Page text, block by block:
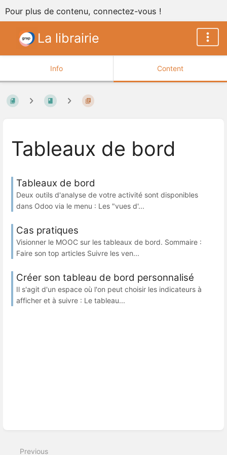
Pour plus de contenu, connectez-vous !
La librairie
Info Content
Tableaux de bord
Tableaux de bord
Deux outils d'analyse de votre activité sont disponibles
dans Odoo via le menu : Les "vues d'...
Cas pratiques
Visionner le MOOC sur les tableaux de bord. Sommaire :
Faire son top articles Suivre les ven...
Créer son tableau de bord personnalisé
Il s'agit d'un espace où l'on peut choisir les indicateurs à
afficher et à suivre : Le tableau...
Previous